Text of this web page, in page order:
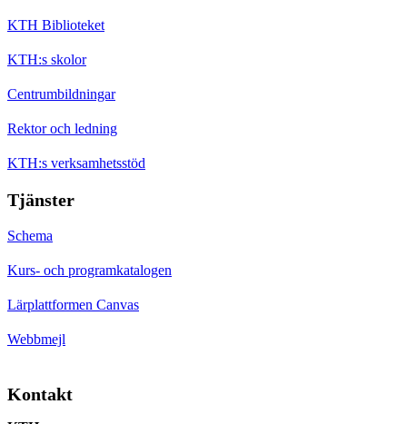
KTH Biblioteket
KTH:s skolor
Centrumbildningar
Rektor och ledning
KTH:s verksamhetsstöd
Tjänster
Schema
Kurs- och programkatalogen
Lärplattformen Canvas
Webbmejl
Kontakt